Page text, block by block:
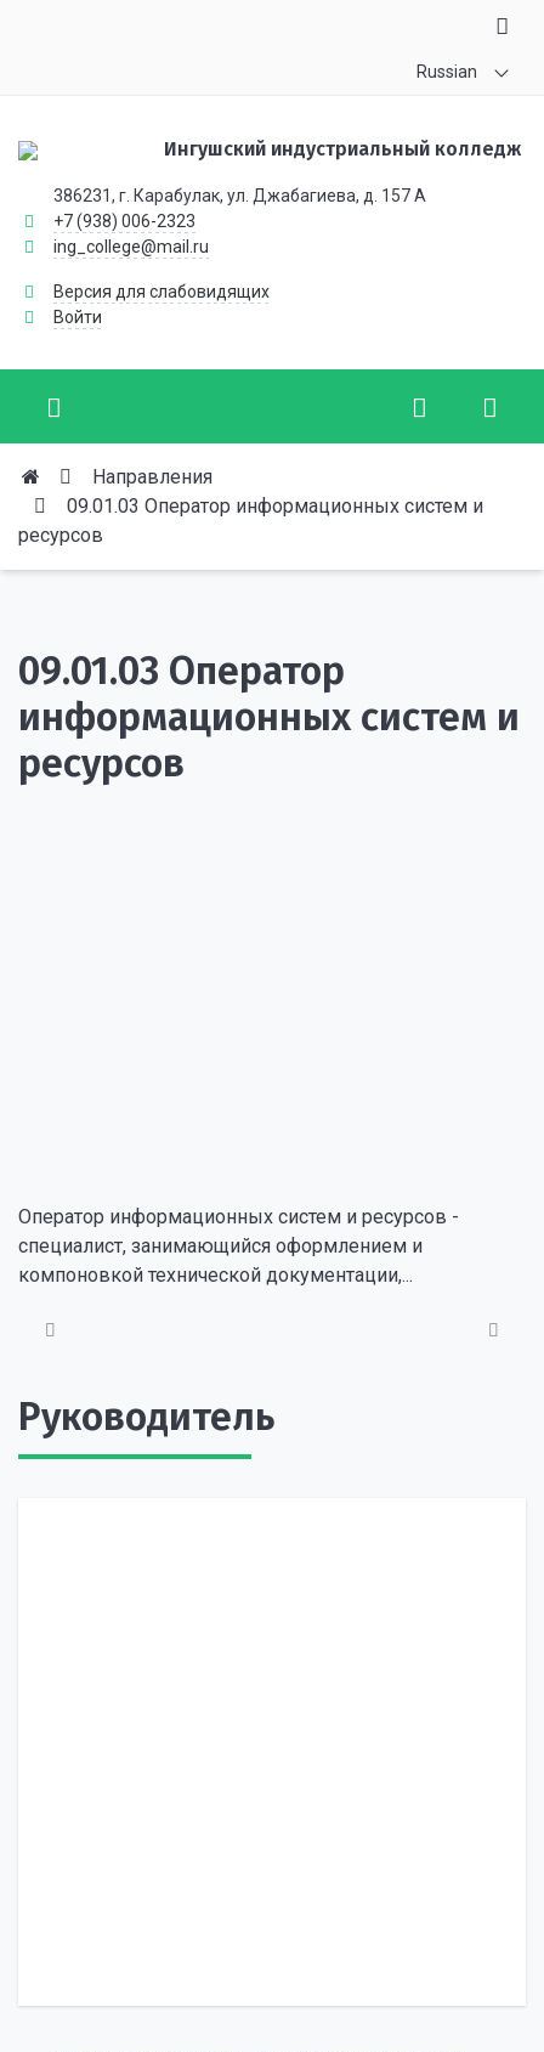
Russian
Ингушский индустриальный колледж
386231, г. Карабулак, ул. Джабагиева, д. 157 А
+7 (938) 006-2323
ing_college@mail.ru
Версия для слабовидящих
Войти
Направления
09.01.03 Оператор информационных систем и
ресурсов
09.01.03 Оператор
информационных систем и
ресурсов
Оператор информационных систем и ресурсов -
специалист, занимающийся оформлением и
компоновкой технической документации,...
Руководитель